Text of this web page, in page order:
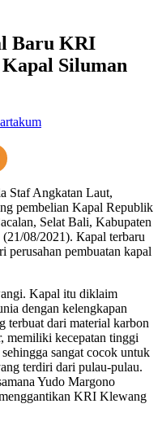
Baru KRI
Siluman
Staf Angkatan Laut,
pembelian Kapal Republik
Selat Bali, Kabupaten
08/2021). Карal terbaru
pembuatan kapal
Kapal itu diklaim
dengan kelengkapan
terbuat dari material karbon
memiliki kecepatan tinggi
sangat cocok untuk
terdiri dari pulau-pulau.
Yudo Margono
KRI Klewang